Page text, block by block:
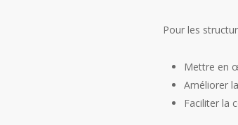
Pour les
Mettre en
Améliorer
Faciliter la